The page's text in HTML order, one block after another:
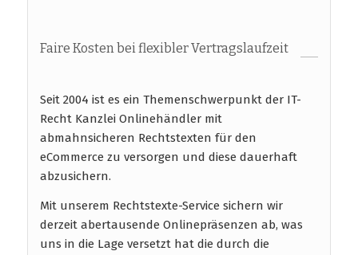
Faire Kosten bei flexibler Vertragslaufzeit
Seit 2004 ist es ein Themenschwerpunkt der IT-
Recht Kanzlei Onlinehändler mit
abmahnsicheren Rechtstexten für den
eCommerce zu versorgen und diese dauerhaft
abzusichern.
Mit unserem Rechtstexte-Service sichern wir
derzeit abertausende Onlinepräsenzen ab, was
uns in die Lage versetzt hat die durch die